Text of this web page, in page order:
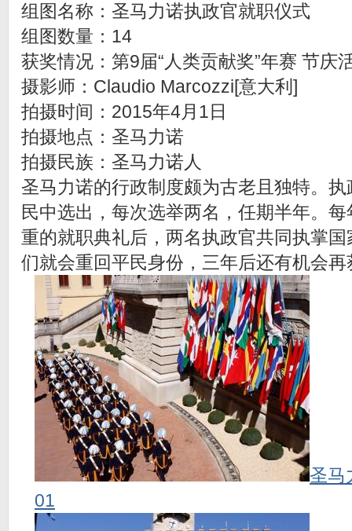
组图名称：圣马力诺执政官就职仪式
组图数量：14
获奖情况：第9届“人类贡献奖”年赛 节庆
摄影师：Claudio Marcozzi[意大利]
拍摄时间：2015年4月1日
拍摄地点：圣马力诺
拍摄民族：圣马力诺人
圣马力诺的行政制度颇为古老且独特。
民中选出，每次选举两名，任期半年。
重的就职典礼后，两名执政官共同执掌
们就会重回平民身份，三年后还有机会再
圣马
01